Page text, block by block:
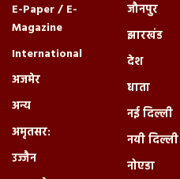
E-Paper / E-
Magazine
International
अजमेर
अन्य
अमृतसर:
उज्जैन
जौनपुर
झारखंड
देश
धाता
नई दिल्ली
नयी दिल्ली
नोएडा